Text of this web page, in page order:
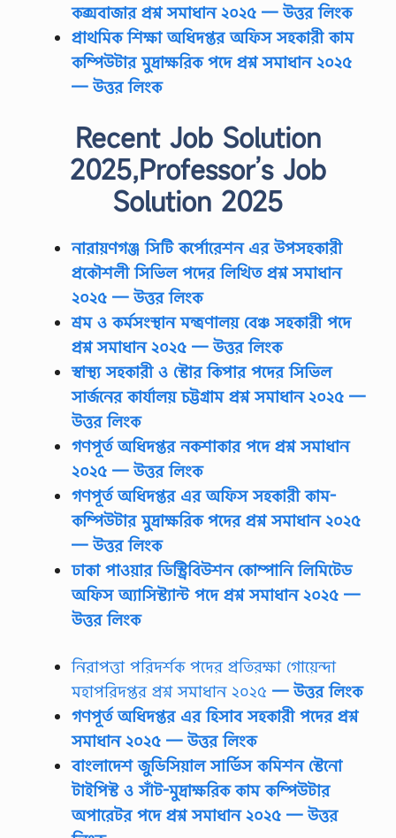
কক্সবাজার প্রশ্ন সমাধান ২০২৫ — উত্তর লিংক
প্রাথমিক শিক্ষা অধিদপ্তর অফিস সহকারী কাম
কম্পিউটার মুদ্রাক্ষরিক পদে প্রশ্ন সমাধান ২০২৫
— উত্তর লিংক
Recent Job Solution
2025,Professor’s Job
Solution 2025
নারায়ণগঞ্জ সিটি কর্পোরেশন এর উপসহকারী
প্রকৌশলী সিভিল পদের লিখিত প্রশ্ন সমাধান
২০২৫ — উত্তর লিংক
শ্রম ও কর্মসংস্থান মন্ত্রণালয় বেঞ্চ সহকারী পদে
প্রশ্ন সমাধান ২০২৫ — উত্তর লিংক
স্বাস্থ্য সহকারী ও স্টোর কিপার পদের সিভিল
সার্জনের কার্যালয় চট্টগ্রাম প্রশ্ন সমাধান ২০২৫ —
উত্তর লিংক
গণপূর্ত অধিদপ্তর নকশাকার পদে প্রশ্ন সমাধান
২০২৫ — উত্তর লিংক
গণপূর্ত অধিদপ্তর এর অফিস সহকারী কাম-
কম্পিউটার মুদ্রাক্ষরিক পদের প্রশ্ন সমাধান ২০২৫
— উত্তর লিংক
ঢাকা পাওয়ার ডিস্ট্রিবিউশন কোম্পানি লিমিটেড
অফিস অ্যাসিস্ট্যান্ট পদে প্রশ্ন সমাধান ২০২৫ —
উত্তর লিংক
নিরাপত্তা পরিদর্শক পদের প্রতিরক্ষা গোয়েন্দা
মহাপরিদপ্তর প্রশ্ন সমাধান ২০২৫ — উত্তর লিংক
গণপূর্ত অধিদপ্তর এর হিসাব সহকারী পদের প্রশ্ন
সমাধান ২০২৫ — উত্তর লিংক
বাংলাদেশ জুডিসিয়াল সার্ভিস কমিশন স্টেনো
টাইপিস্ট ও সাঁট-মুদ্রাক্ষরিক কাম কম্পিউটার
অপারেটর পদে প্রশ্ন সমাধান ২০২৫ — উত্তর